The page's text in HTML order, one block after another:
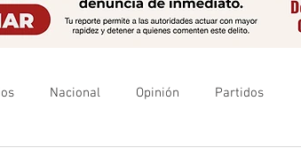
Nacional Opinión Partidos